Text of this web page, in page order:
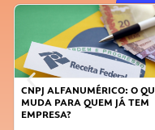
QUE
DICAS PARA